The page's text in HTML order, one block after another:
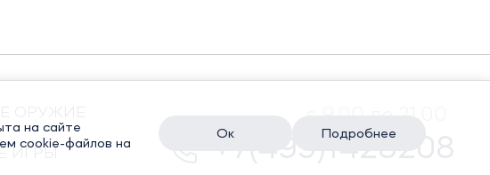
ИГРЫ +7(495)1428208
на сайте
cookie-файлов на
Ок Подробнее